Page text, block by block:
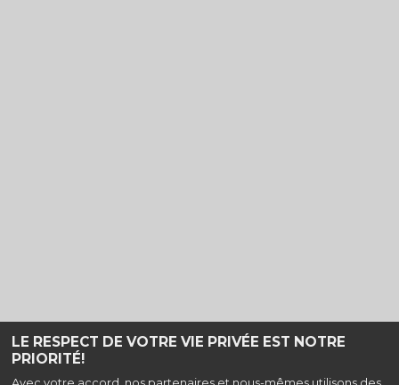
LE RESPECT DE VOTRE VIE PRIVÉE EST NOTRE
PRIORITÉ!